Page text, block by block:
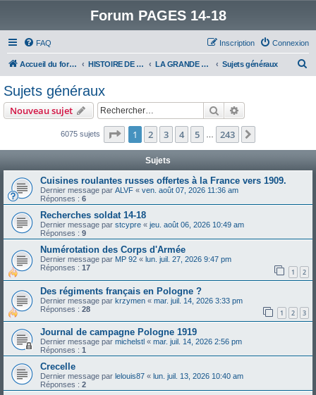
Forum PAGES 14-18
FAQ Connexion
Inscription
Accueil du forum HISTOIRE DE LA GRANDE GUERRE LA GRANDE GUERRE Sujets généraux
Sujets généraux
Nouveau sujet Rechercher
6075 sujets Page 1sur243
1 2 3 4 5 243
Sujets
Cuisines roulantes russes offertes à la France vers 1909.
Dernier message par ALVF « ven. août 07, 2026 11:36 am
Réponses : 6
Recherches soldat 14-18
Dernier message par stcypre « jeu. août 06, 2026 10:49 am
Réponses : 9
Numérotation des Corps d'Armée
Dernier message par MP 92 « lun. juil. 27, 2026 9:47 pm
Réponses : 17 1 2
Des régiments français en Pologne ?
Dernier message par krzymen « mar. juil. 14, 2026 3:33 pm
Réponses : 28 1 2 3
Journal de campagne Pologne 1919
Dernier message par michelstl « mar. juil. 14, 2026 2:56 pm
Réponses : 1
Crecelle
Dernier message par lelouis87 « lun. juil. 13, 2026 10:40 am
Réponses : 2